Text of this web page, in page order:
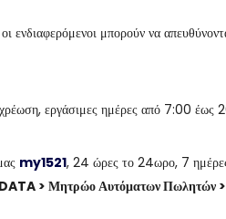
ενδιαφερόμενοι μπορούν να
χρέωση, εργάσιμες ημέρες από 7:00 έως
my1521, 24 ώρες το 24ωρο, 7 ημέρες
> Μητρώο Αυτόματων Πωλητών